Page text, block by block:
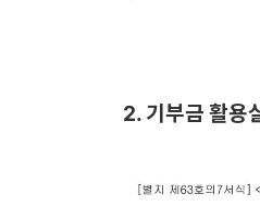
2. 기부금 활용